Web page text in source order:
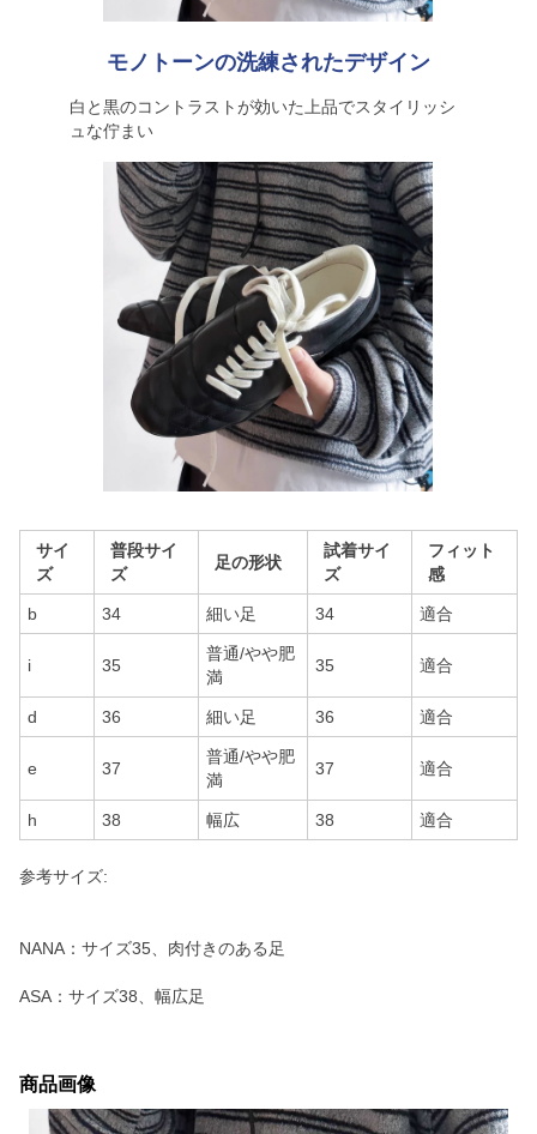
モノトーンの洗練されたデザイン
白と黒のコントラストが効いた上品でスタイリッシ
ュな佇まい
サイ
ズ
普段サイ
ズ
足の形状
試着サイ
ズ
フィット
感
b 34 細い足 34 適合
i 35
普通/やや肥
満
35 適合
d 36 細い足 36 適合
e 37
普通/やや肥
満
37 適合
h 38 幅広 38 適合
参考サイズ:
NANA：サイズ35、肉付きのある足
ASA：サイズ38、幅広足
商品画像